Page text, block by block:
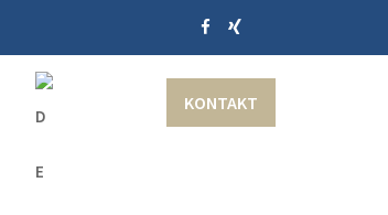
KONTAKT